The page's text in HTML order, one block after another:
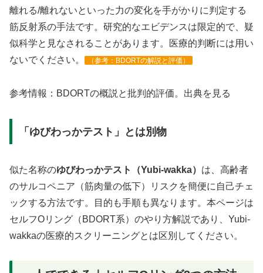
離れる/離れないといった力の変化を手がかりに判定する
筋反射系の手法です。研究的なエビデンスは限定的で、疑
似科学と見なされることがあります。医療的判断には用い
ないでください。
（参考：BDORTの解説と評価）
参考情報：BDORTの概説と批判的評価。出典を見る
「ゆびわっかテスト」とは別物
似た名称のゆびわっかテスト（Yubi-wakka） は、高齢者
のサルコペニア（筋肉量の低下）リスクを簡便に自己チェ
ックする方法です。目的も手順も異なります。本ページは
セルフOリング（BDORT系）のやり方解説であり、Yubi-
wakkaの医療的スクリーニングとは区別してください。